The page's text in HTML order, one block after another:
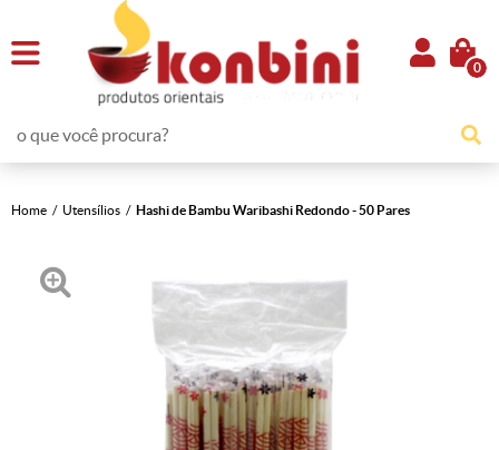
0
Home Utensílios Hashi de Bambu Waribashi Redondo - 50 Pares